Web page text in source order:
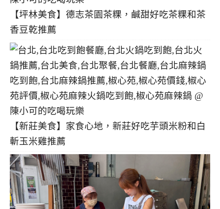
【坪林美食】德志茶園茶粿，鹹甜好吃茶粿和茶
香豆乾推薦
【新莊美食】家食心地，新莊好吃芋頭米粉和白
斬玉米雞推薦